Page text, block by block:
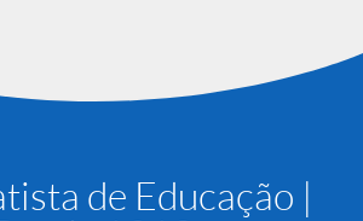
de Educação |